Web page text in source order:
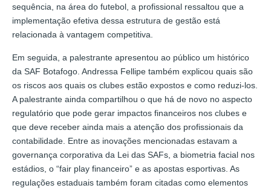
sequência, na área do futebol, a profissional ressaltou que a
implementação efetiva dessa estrutura de gestão está
relacionada à vantagem competitiva.
Em seguida, a palestrante apresentou ao público um histórico
da SAF Botafogo. Andressa Fellipe também explicou quais são
os riscos aos quais os clubes estão expostos e como reduzi-los.
A palestrante ainda compartilhou o que há de novo no aspecto
regulatório que pode gerar impactos financeiros nos clubes e
que deve receber ainda mais a atenção dos profissionais da
contabilidade. Entre as inovações mencionadas estavam a
governança corporativa da Lei das SAFs, a biometria facial nos
estádios, o “fair play financeiro” e as apostas esportivas. As
regulações estaduais também foram citadas como elementos